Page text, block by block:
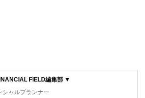
FIELD編集部 ▼
シャルプランナー